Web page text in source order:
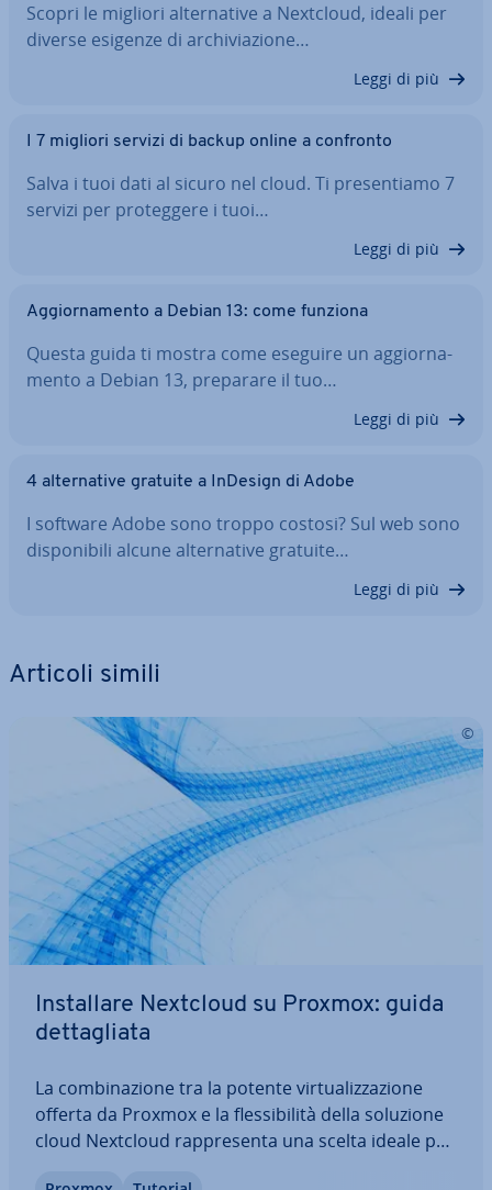
Scopri le migliori al­ter­na­ti­ve a Nextcloud, ideali per
diverse esigenze di ar­chi­via­zio­ne…
Leggi di più
I 7 migliori servizi di backup online a confronto
Salva i tuoi dati al sicuro nel cloud. Ti pre­sen­tia­mo 7
servizi per pro­teg­ge­re i tuoi…
Leggi di più
Ag­gior­na­men­to a Debian 13: come funziona
Questa guida ti mostra come eseguire un ag­gior­na­
men­to a Debian 13, preparare il tuo…
Leggi di più
4 al­ter­na­ti­ve gratuite a InDesign di Adobe
I software Adobe sono troppo costosi? Sul web sono
di­spo­ni­bi­li alcune al­ter­na­ti­ve gratuite…
Leggi di più
Articoli simili
In­stal­la­re Nextcloud su Proxmox: guida
det­ta­glia­ta
La com­bi­na­zio­ne tra la potente vir­tua­liz­za­zio­ne
offerta da Proxmox e la fles­si­bi­li­tà della soluzione
cloud Nextcloud rap­pre­sen­ta una scelta ideale per